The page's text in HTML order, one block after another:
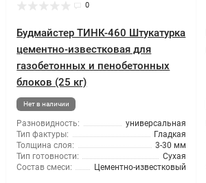
0
Будмайстер ТИНК-460 Штукатурка
цементно-известковая для
газобетонных и пенобетонных
блоков (25 кг)
Нет в наличии
Разновидность:
универсальная
Тип фактуры:
Гладкая
Толщина слоя:
3-30 мм
Тип готовности:
Сухая
Состав смеси:
Цементно-известковый